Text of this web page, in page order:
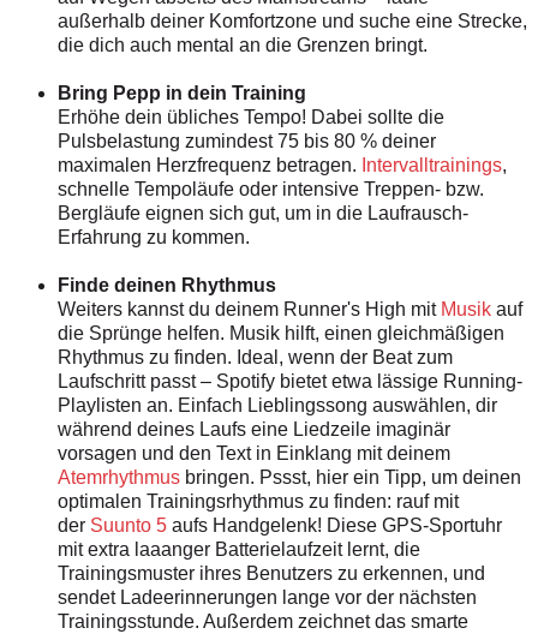
außerhalb deiner Komfortzone und suche eine Strecke,
die dich auch mental an die Grenzen bringt.
Bring Pepp in dein Training
Erhöhe dein übliches Tempo! Dabei sollte die
Pulsbelastung zumindest 75 bis 80 % deiner
maximalen Herzfrequenz betragen. Intervalltrainings,
schnelle Tempoläufe oder intensive Treppen- bzw.
Bergläufe eignen sich gut, um in die Laufrausch-
Erfahrung zu kommen.
Finde deinen Rhythmus
Weiters kannst du deinem Runner's High mit Musik auf
die Sprünge helfen. Musik hilft, einen gleichmäßigen
Rhythmus zu finden. Ideal, wenn der Beat zum
Laufschritt passt – Spotify bietet etwa lässige Running-
Playlisten an. Einfach Lieblingssong auswählen, dir
während deines Laufs eine Liedzeile imaginär
vorsagen und den Text in Einklang mit deinem
Atemrhythmus bringen. Pssst, hier ein Tipp, um deinen
optimalen Trainingsrhythmus zu finden: rauf mit
der Suunto 5 aufs Handgelenk! Diese GPS-Sportuhr
mit extra laaanger Batterielaufzeitlernt, die
Trainingsmuster ihres Benutzers zu erkennen, und
sendet Ladeerinnerungen lange vor der nächsten
Trainingsstunde. Außerdem zeichnet das smarte